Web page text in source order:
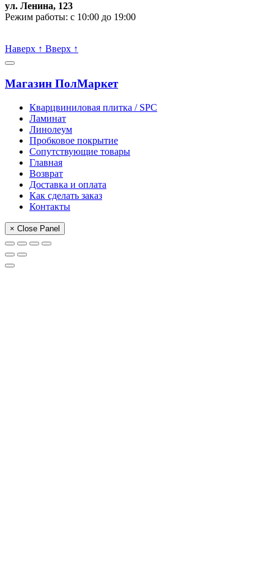
ул. Ленина, 123
Режим работы: с 10:00 до 19:00
Наверх ↑ Вверх ↑
Магазин ПолМаркет
Кварцвиниловая плитка / SPС
Ламинат
Линолеум
Пробковое покрытие
Сопутствующие товары
Главная
Возврат
Доставка и оплата
Как сделать заказ
Контакты
× Close Panel